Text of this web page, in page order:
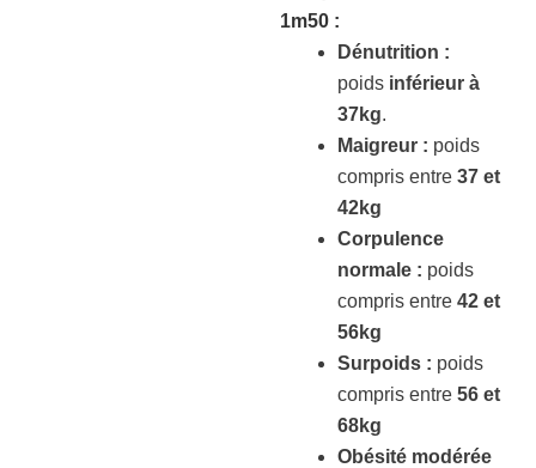
1m50 :
Dénutrition :
poids inférieur à
37kg.
Maigreur : poids
compris entre 37 et
42kg
Corpulence
normale : poids
compris entre 42 et
56kg
Surpoids : poids
compris entre 56 et
68kg
Obésité modérée